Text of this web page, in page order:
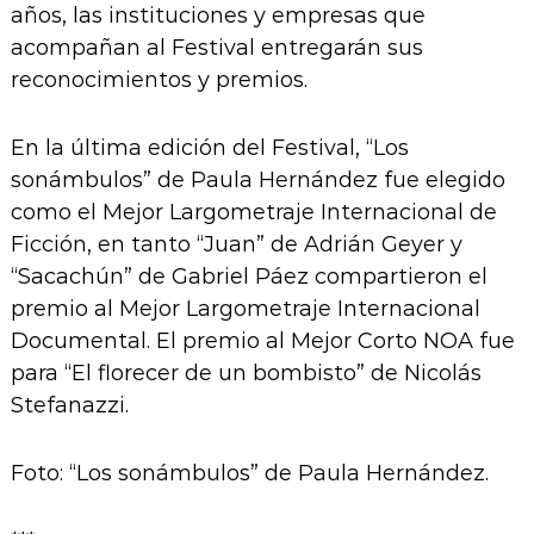
años, las instituciones y empresas que
acompañan al Festival entregarán sus
reconocimientos y premios.
En la última edición del Festival, “Los
sonámbulos” de Paula Hernández fue elegido
como el Mejor Largometraje Internacional de
Ficción, en tanto “Juan” de Adrián Geyer y
“Sacachún” de Gabriel Páez compartieron el
premio al Mejor Largometraje Internacional
Documental. El premio al Mejor Corto NOA fue
para “El florecer de un bombisto” de Nicolás
Stefanazzi.
Foto: “Los sonámbulos” de Paula Hernández.